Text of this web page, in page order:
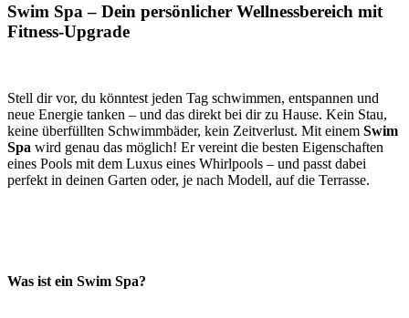
Swim Spa – Dein persönlicher Wellnessbereich mit
Fitness-Upgrade
Stell dir vor, du könntest jeden Tag schwimmen, entspannen und
neue Energie tanken – und das direkt bei dir zu Hause. Kein Stau,
keine überfüllten Schwimmbäder, kein Zeitverlust. Mit einem Swim
Spa wird genau das möglich! Er vereint die besten Eigenschaften
eines Pools mit dem Luxus eines Whirlpools – und passt dabei
perfekt in deinen Garten oder, je nach Modell, auf die Terrasse.
Was ist ein Swim Spa?